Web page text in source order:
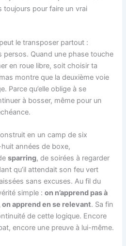
toujours pour faire un vrai
le transposer partout :
persos. Quand une phase touche
en roue libre, soit choisir ta
montre que la deuxième voie
Parce qu’elle oblige à se
à bosser, même pour un
en un camp de six
années de boxe,
sparring, de soirées à regarder
qu’il attendait son feu vert
sans excuses. Au fil du
simple :on n’apprend pas à
apprend en se relevant. Sa fin
de cette logique. Encore
encore une preuve à lui-même.